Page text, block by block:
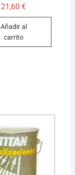
21,60€
Añadir al
carrito